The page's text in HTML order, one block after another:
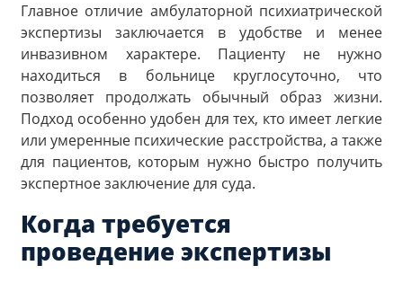
Главное отличие амбулаторной психиатрической
экспертизы заключается в удобстве и менее
инвазивном характере. Пациенту не нужно
находиться в больнице круглосуточно, что
позволяет продолжать обычный образ жизни.
Подход особенно удобен для тех, кто имеет легкие
или умеренные психические расстройства, а также
для пациентов, которым нужно быстро получить
экспертное заключение для суда.
Когда требуется
проведение экспертизы